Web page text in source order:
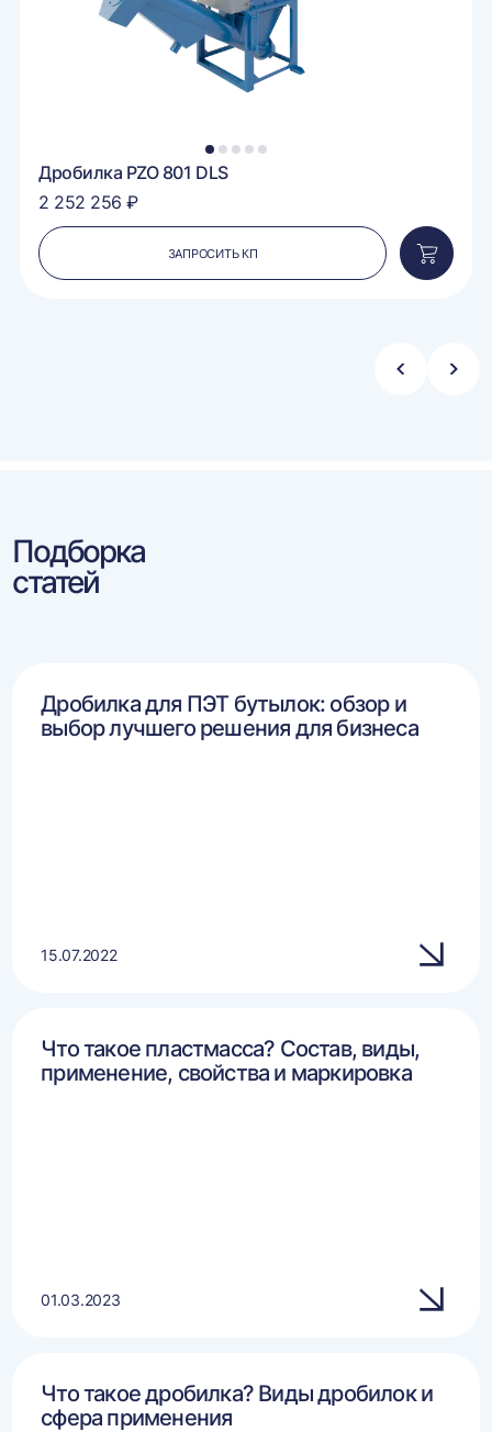
1 2 3 4 5
Дробилка PZO 801 DLS
2 252 256 ₽
ЗАПРОСИТЬ КП
в
Стрелка
Подборка
статей
Дробилка для ПЭТ бутылок: обзор и
выбор лучшего решения для бизнеса
15.07.2022
Что такое пластмасса? Состав, виды,
применение, свойства и маркировка
01.03.2023
Что такое дробилка? Виды дробилок и
сфера применения